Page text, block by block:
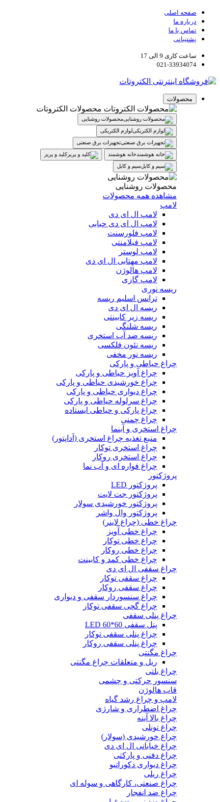
صفحه اصلی
درباره ما
تماس با ما
پشتیبانی
ساعت کاری 9 الی 17
021-33934074
محصولات
محصولات الکتروتات
محصولات روشنایی
لوازم الکتریکی
تجهیزات برق صنعتی
خانه هوشمند
کلید و پریز
سیم و کابل
محصولات روشنایی
مشاهده همه محصولات
لامپ
لامپ ال ای دی
لامپ ال ای دی حبابی
لامپ فلورسنت
لامپ فیلامنتی
لامپ لوستر
لامپ مهتابی ال ای دی
لامپ هالوژن
لامپ گازی
ریسه نوری
ترانس اسلیم ریسه
ریسه ال ای دی
ریسه زیر کابینتی
ریسه شلنگی
ریسه ضد آب استخری
ریسه نئون فلکسی
ریسه نور مخفی
چراغ حیاطی و پارکی
چراغ آویز حیاطی و پارکی
چراغ خورشیدی حیاطی و پارکی
چراغ دیواری حیاطی و پارکی
چراغ سرلوله حیاطی و پارکی
چراغ پارکی و حیاطی ایستاده
چراغ چمنی
چراغ استخری و آبنما
منبع تغذیه چراغ استخری (آداپتور)
چراغ استخری توکار
چراغ استخری روکار
چراغ فواره ای و آب نما
پروژکتور
پروژکتور LED
پروژکتور جت لایت
پروژکتور خورشیدی سولار
پروژکتور وال واشر
چراغ خطی (چراغ لاینر)
چراغ خطی آویز
چراغ خطی توکار
چراغ خطی روکار
چراغ خطی کمد و کابینت
چراغ سقفی ال ای دی
چراغ سقفی توکار
چراغ سقفی روکار
چراغ سنسوردار سقفی و دیواری
چراغ گچی سقفی توکار
چراغ پنلی سقفی
پنل سقفی 60*60 LED
چراغ پنلی سقفی توکار
چراغ پنلی سقفی روکار
چراغ مگنتی
ریل و متعلقات چراغ مگنتی
چراغ بلتی
سنسور حرکتی و چشمی
قاب هالوژن
لامپ و چراغ رشد گیاه
چراغ اضطراری و شارژی
چراغ بالا آینه
چراغ تونلی
چراغ خورشیدی (سولار)
چراغ خیابانی ال ای دی
چراغ دفنی و پارکتی
چراغ دیواری دکوراتیو
چراغ ریلی
چراغ صنعتی، کارگاهی و سوله ای
چراغ ضد انفجار